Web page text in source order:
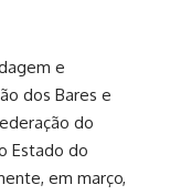
e
dos Bares e
do
Estado do
em março,